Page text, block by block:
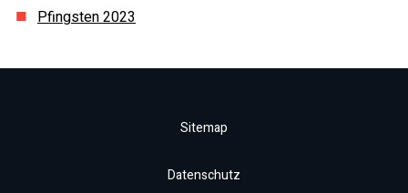
Pfingsten2023
Sitemap
Datenschutz